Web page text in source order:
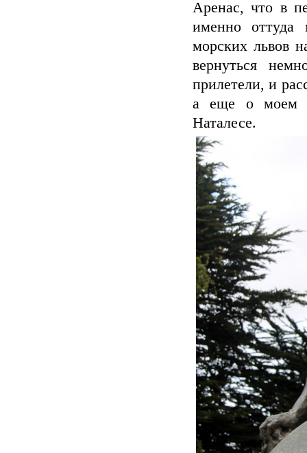
Аренас, что в
именно
морских львов
вернуться
прилетели, и
а еще о моем
Наталесе.